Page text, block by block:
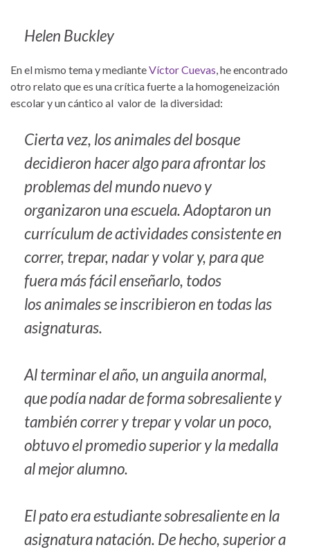
Helen Buckley
En el mismo tema y medianteVíctor Cuevas , he encontrado
otro relato que es una crítica fuerte a la homogeneización
escolar y un cántico al valor de la diversidad:
Cierta vez, los animales del bosque
decidieron hacer algo para afrontar los
problemas del mundo nuevo y
organizaron una escuela. Adoptaron un
currículum de actividades consistente en
correr, trepar, nadar y volar y, para que
fuera más fácil enseñarlo, todos
los animales se inscribieron en todas las
asignaturas.
Al terminar el año, un anguila anormal,
que podía nadar de forma sobresaliente y
también correr y trepar y volar un poco,
obtuvo el promedio superior y la medalla
al mejor alumno.
El pato era estudiante sobresaliente en la
asignatura natación. De hecho, superior a